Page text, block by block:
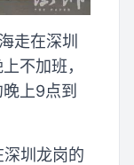
走在深圳
不加班，
上9点到
圳龙岗的